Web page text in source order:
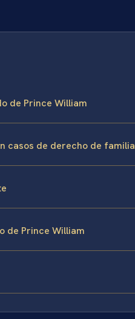
de Prince William
casos de derecho de familia
de Prince William